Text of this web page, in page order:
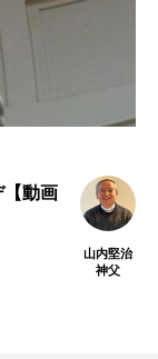
【動画
山内堅治
神父